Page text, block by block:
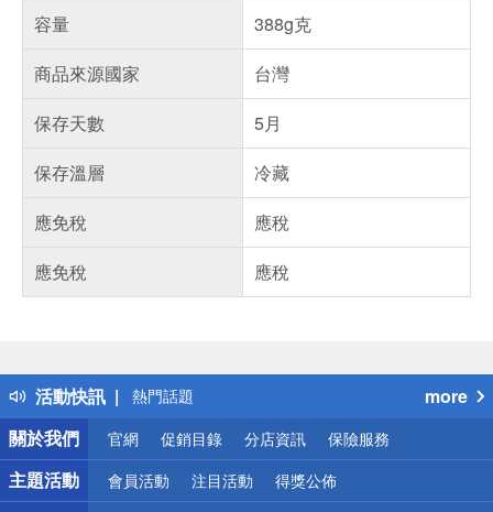
容量
388g克
商品來源國家
台灣
保存天數
5月
保存溫層
冷藏
應免稅
應稅
應免稅
應稅
活動快訊
得獎公告
熱門話題
銀行優惠
偏遠地區配送
詐騙網頁！請小心！
more
關於我們
官網 促銷目錄 分店資訊 保險服務
主題活動 會員活動 注目活動 得獎公佈